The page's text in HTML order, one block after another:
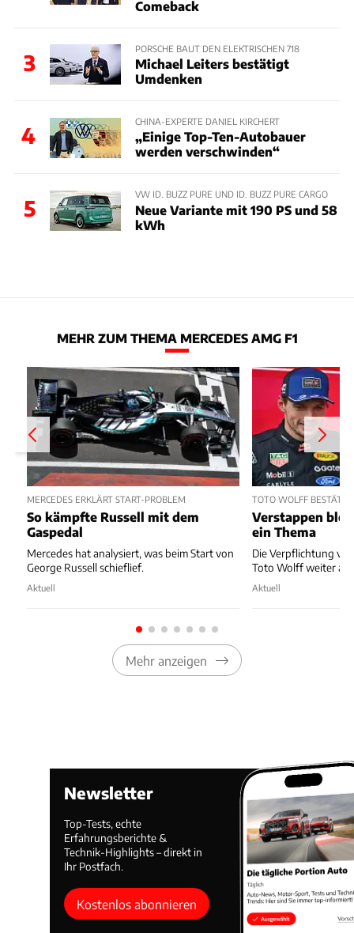
Comeback
3
PORSCHE BAUT DEN ELEKTRISCHEN 718
Michael Leiters bestätigt
Umdenken
4
CHINA-EXPERTE DANIEL KIRCHERT
„Einige Top-Ten-Autobauer
werden verschwinden“
5
VW ID. BUZZ PURE UND ID. BUZZ PURE CARGO
Neue Variante mit 190 PS und 58
kWh
MEHR ZUM THEMA MERCEDES AMG F1
MERCEDES ERKLÄRT START-PROBLEM
So kämpfte Russell mit dem
Gaspedal
Mercedes hat analysiert, was beim Start von
George Russell schieflief.
Aktuell
TOTO WOLFF
Verstappen
ein Thema
Die Verpflichtung
Toto Wolff weiter
Aktuell
Mehr anzeigen
Newsletter
Top-Tests, echte
Erfahrungsberichte &
Technik-Highlights – direkt in
Ihr Postfach.
Kostenlos abonnieren